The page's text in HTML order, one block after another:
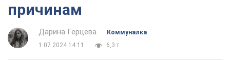
причинам
Дарина Герцева
Коммуналка
1.07.2024 14:11
6,3 т.